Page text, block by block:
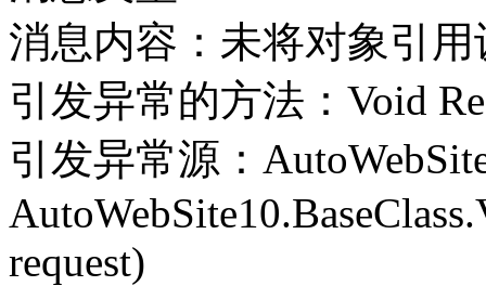
消息内容：未将对象引
引发异常的方法：Void
引发异常源：
request)